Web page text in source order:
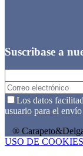
Suscribase a
Los datos
usuario para el
®
USO DE COOKIES